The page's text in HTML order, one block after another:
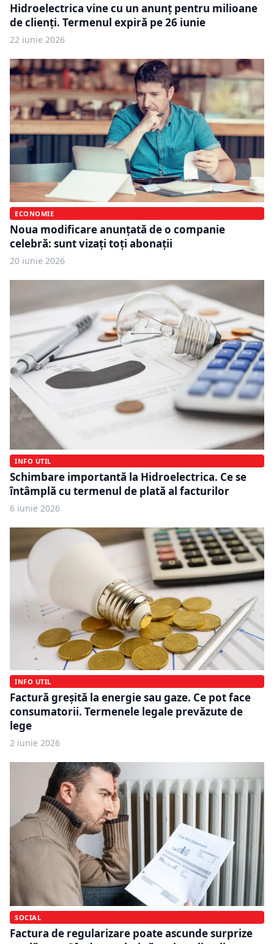
Hidroelectrica vine cu un anunț pentru milioane
de clienți. Termenul expiră pe 26 iunie
22 iunie 2026
ECONOMIE
Noua modificare anunțată de o companie
celebră: sunt vizați toți abonații
20 iunie 2026
INFO UTIL
Schimbare importantă la Hidroelectrica. Ce se
întâmplă cu termenul de plată al facturilor
6 iunie 2026
INFO UTIL
Factură greșită la energie sau gaze. Ce pot face
consumatorii. Termenele legale prevăzute de
lege
2 iunie 2026
SOCIAL
Factura de regularizare poate ascunde surprize